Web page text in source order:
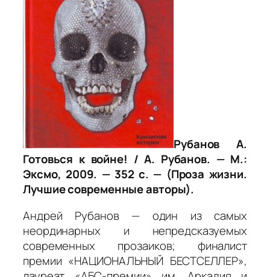
Рубанов А.
Готовься к войне! / А. Рубанов. — М.:
Эксмо, 2009. — 352 с. — (Проза жизни.
Лучшие современные авторы).
Андрей Рубанов — один из самых
неординарных и непредсказуемых
современных прозаиков; финалист
премии «НАЦИОНАЛЬНЫЙ БЕСТСЕЛЛЕР»,